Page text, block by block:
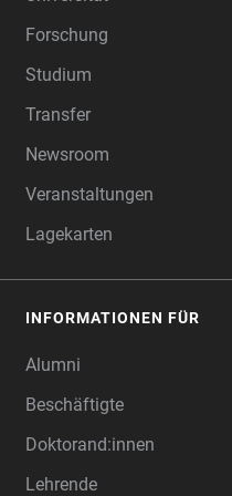
Forschung
Studium
Transfer
Newsroom
Veranstaltungen
Lagekarten
INFORMATIONEN FÜR
Alumni
Beschäftigte
Doktorand:innen
Lehrende